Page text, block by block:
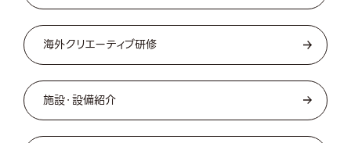
海外クリエーティブ研修
施設・設備紹介